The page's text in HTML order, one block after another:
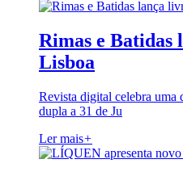
Rimas e Batidas
Lisboa
Revista digital celebra uma
dupla a 31 de Ju
Ler mais+